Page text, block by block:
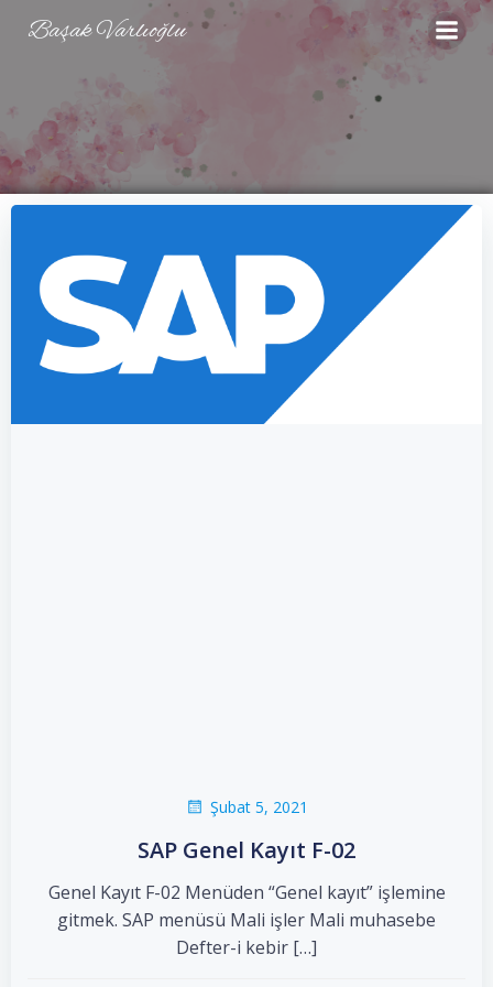
İçeriğe
Başak Varlıoğlu
Şubat 5, 2021
SAP Genel Kayıt F-02
Genel Kayıt F-02 Menüden “Genel kayıt” işlemine
gitmek. SAP menüsü Mali işler Mali muhasebe
Defter-i kebir […]